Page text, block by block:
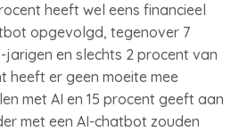
heeft wel eens financieel
opgevolgd, tegenover 7
en slechts 2 procent van
heeft er geen moeite mee
met AI en 15 procent geeft aan
met een AI-chatbot zouden